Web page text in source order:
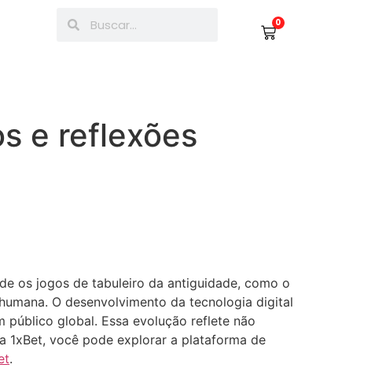
0
e reflexões
os jogos de tabuleiro da antiguidade, como o
O desenvolvimento da tecnologia digital
público global. Essa evolução reflete não
1xBet, você pode explorar a plataforma de
.